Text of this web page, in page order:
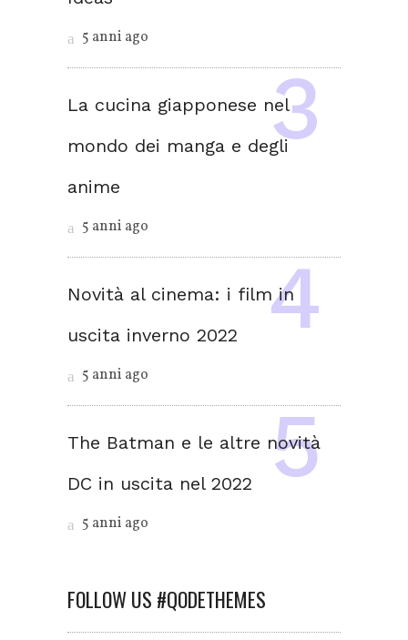
5 anni ago
La cucina giapponese nel
mondo dei manga e degli
anime
5 anni ago
Novità al cinema: i film in
uscita inverno 2022
5 anni ago
The Batman e le altre novità
DC in uscita nel 2022
5 anni ago
FOLLOW US #QODETHEMES